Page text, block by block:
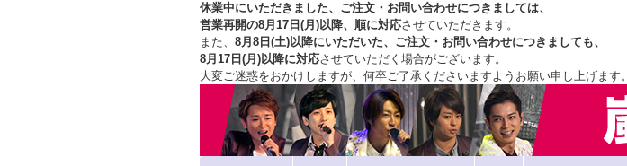
休業中にいただきました、ご注文・お問い合わせにつきましては、
営業再開の8月17日(月)以降、順に対応させていただきます。
また、 8月8日(土)以降にいただいた、ご注文・ お問い合わせにつきましても、
8月17日(月)以降に対応させていただく場合がございます。
大変ご迷惑をおかけしますが、 何卒ご了承くださいますようお願い申し上げます。